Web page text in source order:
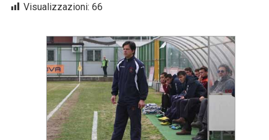
Visualizzazioni: 66